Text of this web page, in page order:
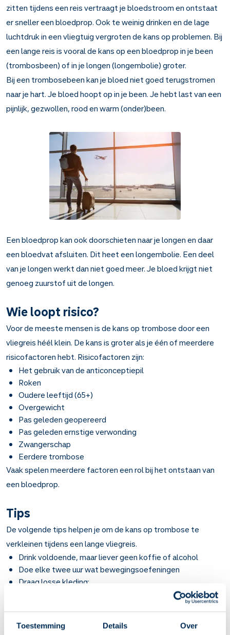
Toestemming Details Over
zitten tijdens een reis vertraagt je bloedstroom en ontstaat
er sneller een bloedprop. Ook te weinig drinken en de lage
luchtdruk in een vliegtuig vergroten de kans op problemen. Bij
een lange reis is vooral de kans op een bloedprop in je been
(trombosbeen) of in je longen (longembolie) groter.
Bij een trombosebeen kan je bloed niet goed terugstromen
naar je hart. Je bloed hoopt op in je been. Je hebt last van een
pijnlijk, gezwollen, rood en warm (onder)been.
Een bloedprop kan ook doorschieten naar je longen en daar
een bloedvat afsluiten. Dit heet een longembolie. Een deel
van je longen werkt dan niet goed meer. Je bloed krijgt niet
genoeg zuurstof uit de longen.
Wie loopt risico?
Voor de meeste mensen is de kans op trombose door een
vliegreis héél klein. De kans is groter als je één of meerdere
risicofactoren hebt. Risicofactoren zijn:
Het gebruik van de anticonceptiepil
Roken
Oudere leeftijd (65+)
Overgewicht
Pas geleden geopereerd
Pas geleden ernstige verwonding
Zwangerschap
Eerdere trombose
Vaak spelen meerdere factoren een rol bij het ontstaan van
een bloedprop.
Tips
De volgende tips helpen je om de kans op trombose te
verkleinen tijdens een lange vliegreis.
Drink voldoende, maar liever geen koffie of alcohol
Doe elke twee uur wat bewegingsoefeningen
Draag losse kleding;
Gebruik geen slaapmiddelen. Hiervan wordt je slap en
beweeg je minder, waardoor je bloeddoorstroming
Heb je geen risicofactoren? Dan hoef je geen extra